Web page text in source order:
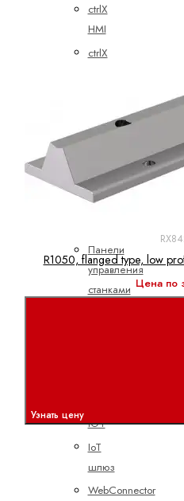
ctrlX
HMI
ctrlX
Дисплей
Клавиатуры
Компактные
панели
Панели
управления
станками
IOT
IoT
шлюз
WebConnector
R1050, flanged type, low
Цена по
Узнать цену